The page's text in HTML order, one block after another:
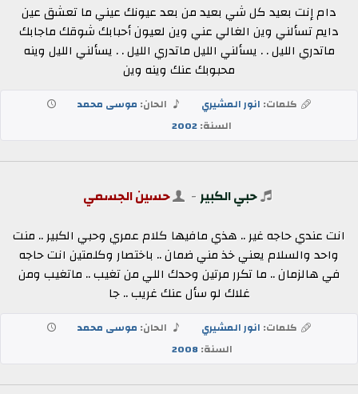
دام إنت بعيد كل شي بعيد من بعد عيونك عيني ما تعشق عين
دايم تسألني وين الغالي عني وين لعيون أحبابك شوقك ماجابك
ماتدري الليل . . يسألني الليل ماتدري الليل . . يسألني الليل وينه
محبوبك عنك وينه وين
كلمات: انور المشيري الحان: موسى محمد
السنة:2002
حبي الكبير- حسين الجسمي
انت عندي حاجه غير .. هذي مافيها كلام عمري وحبي الكبير .. منت
واحد والسلام يعني خذ مني ضمان .. باختصار وكلمتين انت حاجه
في هالزمان .. ما تكرر مرتين وحدك اللي من تغيب .. ماتغيب ومن
غلاك لو سأل عنك غريب .. جا
كلمات: انور المشيري الحان: موسى محمد
السنة:2008